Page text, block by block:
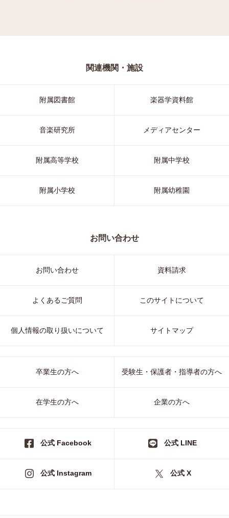
関連機関・施設
附属図書館 楽器学資料館
音楽研究所 メディアセンター
附属高等学校 附属中学校
附属小学校 附属幼稚園
お問い合わせ
お問い合わせ 資料請求
よくあるご質問 このサイトについて
個人情報の取り扱いについて サイトマップ
卒業生の方へ 受験生・保護者・指導者の方へ
在学生の方へ 企業の方へ
公式 Facebook 公式 LINE
公式 Instagram 公式 X